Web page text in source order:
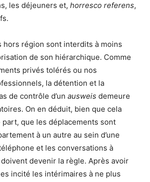
les déjeuners et, horresco referens,
hors région sont interdits à moins
de son hiérarchique. Comme
privés tolérés ou nos
la détention et la
de contrôle d’un ausweis demeure
On en déduit, bien que cela
part, que les déplacements sont
à un autre au sein d’une
et les conversations à
devenir la règle. Après avoir
incité les intérimaires à ne plus